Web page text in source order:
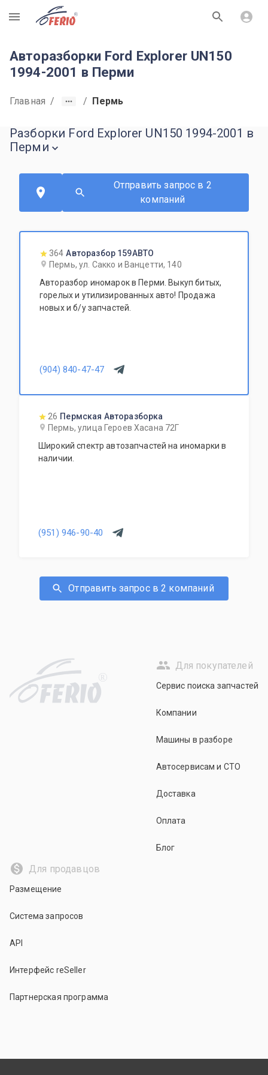
R
Авторазборки Ford Explorer UN150
1994-2001 в Перми
Главная / / Пермь
Разборки Ford Explorer UN150 1994-2001 в
Перми
Отправить запрос в 2
компаний
364 Авторазбор 159АВТО
Пермь, ул. Сакко и Ванцетти, 140
Авторазбор иномарок в Перми. Выкуп битых,
горелых и утилизированных авто! Продажа
новых и б/у запчастей.
(904) 840-47-47
26 Пермская Авторазборка
Пермь, улица Героев Хасана 72Г
Широкий спектр автозапчастей на иномарки в
наличии.
(951) 946-90-40
Отправить запрос в 2 компаний
R
Для покупателей
Сервис поиска запчастей
Компании
Машины в разборе
Автосервисам и СТО
Доставка
Оплата
Блог
Для продавцов
Размещение
Система запросов
API
Интерфейс reSeller
Партнерская программа